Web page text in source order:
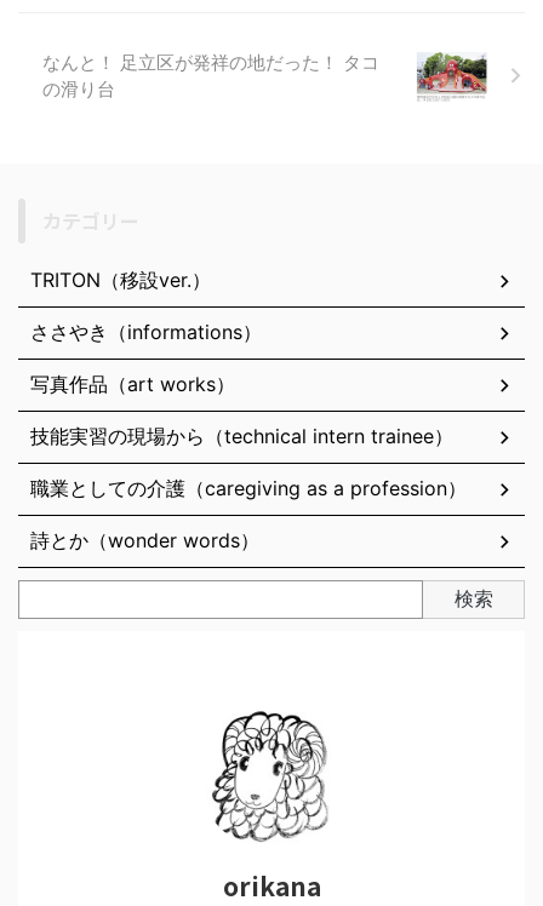
なんと！ 足立区が発祥の地だった！ タコ
の滑り台
TRITON（移設ver.）
ささやき（informations）
写真作品（art works）
技能実習の現場から（technical intern trainee）
職業としての介護（caregiving as a profession）
詩とか（wonder words）
検索
orikana